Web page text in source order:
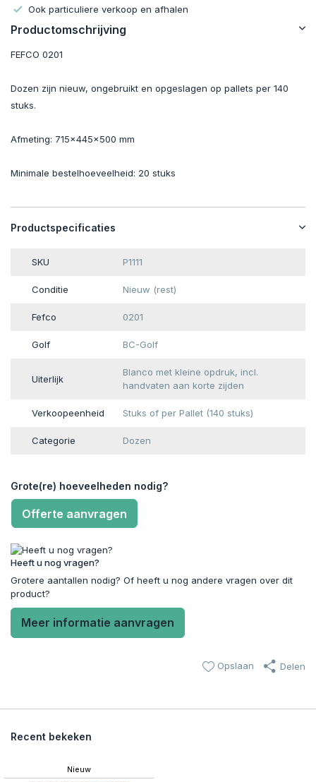
Ook particuliere verkoop en afhalen
Productomschrijving
FEFCO 0201
Dozen zijn nieuw, ongebruikt en opgeslagen op pallets per 140
stuks.
Afmeting: 715x445x500 mm
Minimale bestelhoeveelheid: 20 stuks
Productspecificaties
SKU P1111
Conditie Nieuw (rest)
Fefco 0201
Golf BC-Golf
Uiterlijk
Blanco met kleine opdruk, incl.
handvaten aan korte zijden
Verkoopeenheid Stuks of per Pallet (140 stuks)
Categorie Dozen
Grote(re) hoeveelheden nodig?
Offerte aanvragen
Heeft u nog vragen?
Grotere aantallen nodig? Of heeft u nog andere vragen over dit
product?
Meer informatie aanvragen
Opslaan Delen
Recent bekeken
Nieuw